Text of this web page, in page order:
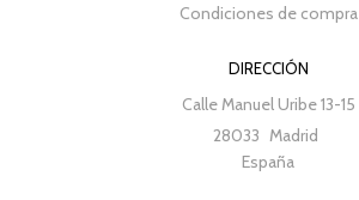
Condiciones de compra
DIRECCIÓN
Calle Manuel Uribe 13-15
28033 Madrid
España